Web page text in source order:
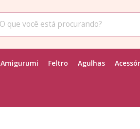
Amigurumi Feltro Agulhas